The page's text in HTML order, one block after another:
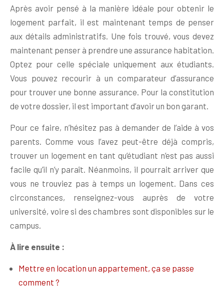
Après avoir pensé à la manière idéale pour obtenir le
logement parfait, il est maintenant temps de penser
aux détails administratifs. Une fois trouvé, vous devez
maintenant penser à prendre une assurance habitation.
Optez pour celle spéciale uniquement aux étudiants.
Vous pouvez recourir à un comparateur d’assurance
pour trouver une bonne assurance. Pour la constitution
de votre dossier, il est important d’avoir un bon garant.
Pour ce faire, n’hésitez pas à demander de l’aide à vos
parents. Comme vous l’avez peut-être déjà compris,
trouver un logement en tant qu’étudiant n’est pas aussi
facile qu’il n’y paraît. Néanmoins, il pourrait arriver que
vous ne trouviez pas à temps un logement. Dans ces
circonstances, renseignez-vous auprès de votre
université, voire si des chambres sont disponibles sur le
campus.
À lire ensuite :
Mettre en location un appartement, ça se passe
comment ?